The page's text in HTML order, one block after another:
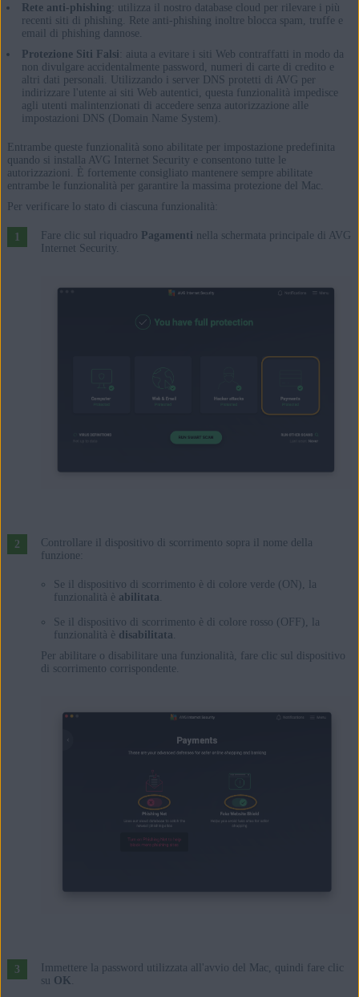
Rete anti-phishing : utilizza il nostro database cloud per rilevare i più
recenti siti di phishing. Rete anti-phishing inoltre blocca spam, truffe e
email di phishing dannose.
Protezione Siti Falsi : aiuta a evitare i siti Web contraffatti in modo da
non divulgare accidentalmente password, numeri di carte di credito e
altri dati personali. Utilizzando i server DNS protetti di AVG per
indirizzare l'utente ai siti Web autentici, questa funzionalità impedisce
agli utenti malintenzionati di accedere senza autorizzazione alle
impostazioni DNS (Domain Name System).
Entrambe queste funzionalità sono abilitate per impostazione predefinita
quando si installa AVG Internet Security e consentono tutte le
autorizzazioni. È fortemente consigliato mantenere sempre abilitate
entrambe le funzionalità per garantire la massima protezione del Mac.
Per verificare lo stato di ciascuna funzionalità:
Fare clic sul riquadro Pagamenti nella schermata principale di AVG
Internet Security.
Controllare il dispositivo di scorrimento sopra il nome della
funzione:
Se il dispositivo di scorrimento è di colore verde (ON), la
funzionalità è abilitata.
Se il dispositivo di scorrimento è di colore rosso (OFF), la
funzionalità è disabilitata.
Per abilitare o disabilitare una funzionalità, fare clic sul dispositivo
di scorrimento corrispondente.
Immettere la password utilizzata all'avvio del Mac, quindi fare clic
su OK